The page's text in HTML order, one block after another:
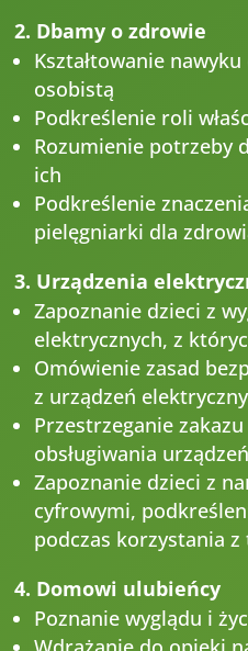
2. Dbamy o zdrowie
Kształtowanie
osobistą
Podkreślenie roli
Rozumienie potrzeby
ich
Podkreślenie
pielęgniarki dla
3. Urządzenia
Zapoznanie dzieci z
elektrycznych, z
Omówienie zasad
z urządzeń
Przestrzeganie
obsługiwania
Zapoznanie dzieci z
cyfrowymi,
podczas korzystania
4. Domowi ulubieńcy
Poznanie wyglądu i